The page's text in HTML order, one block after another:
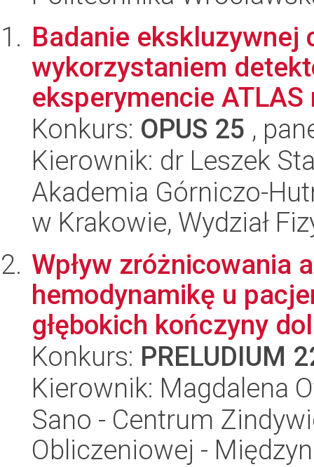
Badanie ekskluzywnej
wykorzystaniem
eksperymencie
Konkurs: OPUS 25 ,
Kierownik: dr Leszek
Akademia Górniczo-
w Krakowie, Wydział
Wpływ zróżnicowania
hemodynamikę u
głębokich kończyny
Konkurs: PRELUDIUM
Kierownik: Magdalena
Sano - Centrum
Obliczeniowej -